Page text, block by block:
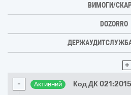
ВИМОГИ/
DOZORRO
ДЕРЖАУДИТСЛУЖБА
+
- Активний Код ДК